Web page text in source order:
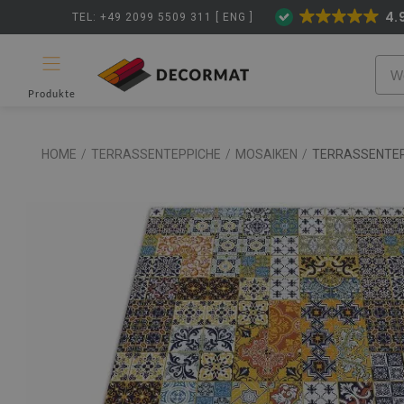
TEL: +49 2099 5509 311 [ ENG ]
Produkte
HOME / TERRASSENTEPPICHE / MOSAIKEN /